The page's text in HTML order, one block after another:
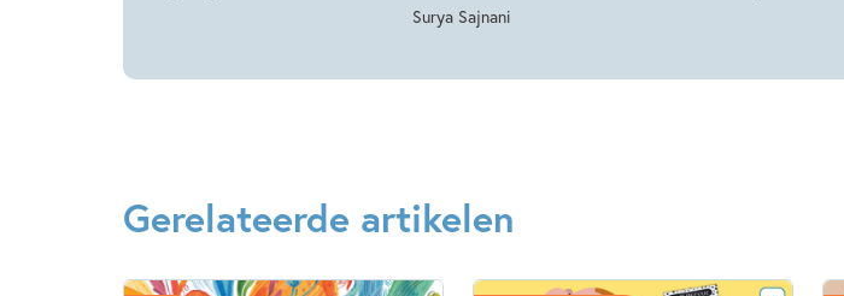
Surya Sajnani
Gerelateerde artikelen